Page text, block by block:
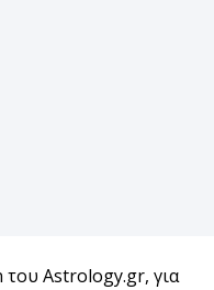
Astrology.gr, για